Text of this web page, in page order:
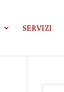
SERVIZI